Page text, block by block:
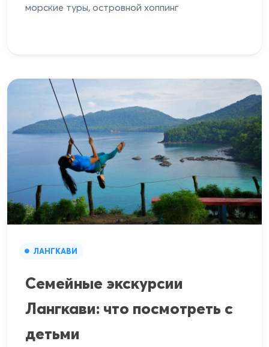
морские туры, островной хоппинг
ЛАНГКАВИ
Семейные экскурсии
Лангкави: что посмотреть с
детьми